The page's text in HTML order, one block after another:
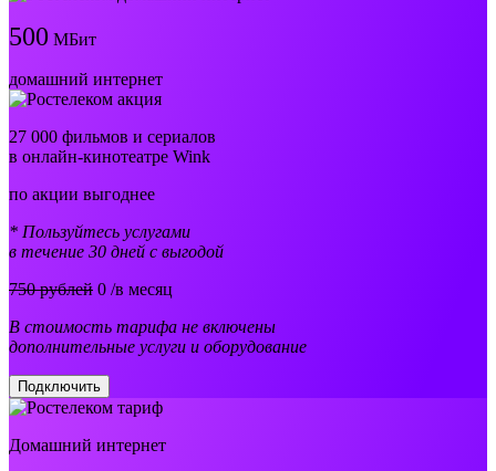
500 МБит
домашний интернет
27 000 фильмов и сериалов
в онлайн-кинотеатре Wink
по акции выгоднее
* Пользуйтесь услугами
в течение 30 дней с выгодой
750 рублей 0 /в месяц
В стоимость тарифа не включены
дополнительные услуги и оборудование
Подключить
Домашний интернет